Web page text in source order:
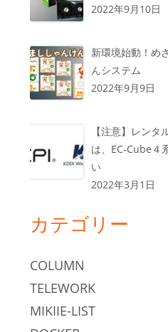
2022年9月10日
新環境始動！め
んシステム
2022年9月9日
【注意】レンタ
は、EC-Cube４
い
2022年3月1日
カテゴリー
COLUMN
TELEWORK
MIKIIE-LIST